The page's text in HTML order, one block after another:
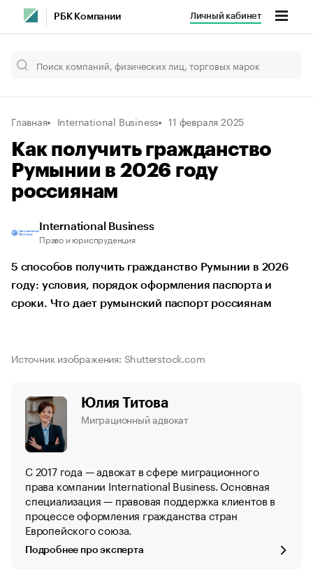
РБК Компании Личный кабинет
Главная International Business 11 февраля 2025
Как получить гражданство
Румынии в 2026 году
россиянам
International Business
Право и юриспруденция
5 способов получить гражданство Румынии в 2026
году: условия, порядок оформления паспорта и
сроки. Что дает румынский паспорт россиянам
Источник изображения: Shutterstock.com
Юлия Титова
Миграционный адвокат
С 2017 года — адвокат в сфере миграционного
права компании International Business. Основная
специализация — правовая поддержка клиентов в
процессе оформления гражданства стран
Европейского союза.
Подробнее про эксперта